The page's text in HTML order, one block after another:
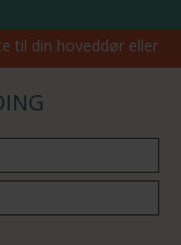
til din hoveddør eller